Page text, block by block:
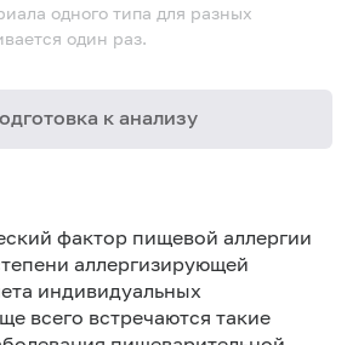
одного типа для разных
один раз.
к анализу
фактор пищевой аллергии
аллергизирующей
индивидуальных
всего встречаются такие